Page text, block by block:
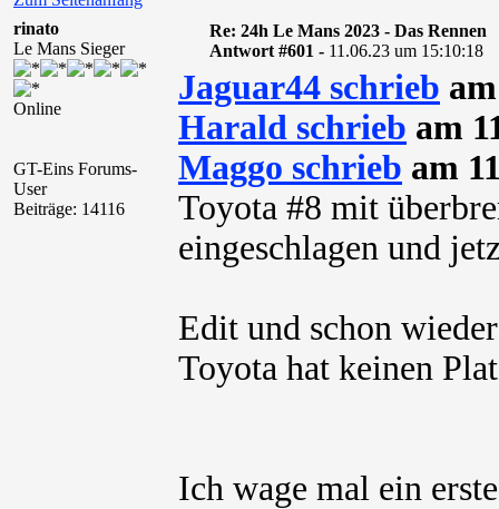
rinato
Le Mans Sieger
Online
GT-Eins Forums-
User
Beiträge: 14116
Re: 24h Le Mans 2023 - Das Rennen
Antwort #601 - 11.06.23 um 15:10:18
Jaguar44 schrieb
Harald schrieb am
Maggo schrieb am
Toyota #8 mit
eingeschlagen und
Edit und schon
Toyota hat keinen
Ich wage mal ein